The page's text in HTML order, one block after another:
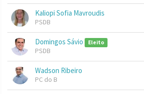
Kaliopi Sofia Mavroudis
PSDB
Domingos Sávio Eleito
PSDB
Wadson Ribeiro
PC do B